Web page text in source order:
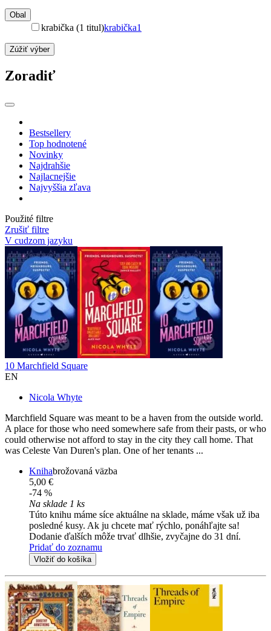
Obal
krabička (1 titul)krabička1
Zúžiť výber
Zoradiť
Bestsellery
Top hodnotené
Novinky
Najdrahšie
Najlacnejšie
Najvyššia zľava
Použité filtre
Zrušiť filtre
V cudzom jazyku
10 Marchfield Square
EN
Nicola Whyte
Marchfield Square was meant to be a haven from the outside world.
A place for those who need somewhere safe from their pasts, or who
could otherwise not afford to stay in the city they call home. That
was Celeste Van Duren's plan. One of her tenants ...
Knihabrožovaná väzba
5,00 €
-74 %
Na sklade 1 ks
Túto knihu máme síce aktuálne na sklade, máme však už iba
posledné kusy. Ak ju chcete mať rýchlo, ponáhľajte sa!
Dodanie ďalších môže trvať dlhšie, zvyčajne do 31 dní.
Pridať do zoznamu
Vložiť do košíka